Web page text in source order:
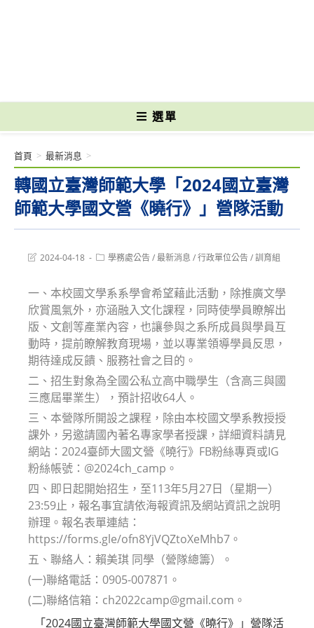
選單
轉國立臺灣師範大學「2024國立臺灣
師範大學國文營《曉行》」營隊活動
首頁 > 最新消息 >
Post2024-04-18
Post學務處公告/最新消息 /行政單位公告/訓育組
一、本校國文學系系學會希望藉此活動，除推廣文學
欣賞風氣外，亦涵融入文化課程，同時使學員瞭解出
版、文創等產業內容，也讓參與之系所成員與學員互
動時，提前瞭解教育現場，並以專業領導學員反思，
期待達成反饋、服務社會之目的。
二、招生對象為全國公私立高中職學生（含高三與國
三應屆畢業生），預計招收64人。
三、本營隊所開設之課程，除由本校國文學系教授授
課外，另邀請國內著名專家學者授課，詳細資料請見
網站：2024臺師大國文營《曉行》FB粉絲專頁或IG
粉絲帳號：@2024ch_camp。
四、即日起開始招生，至113年5月27日（星期一）
23:59止，報名事宜請依海報資訊及網站資訊之說明
辦理。報名表單連結：
https://forms.gle/ofn8YjVQZtoXeMhb7。
五、聯絡人：賴美琪 同學（營隊總籌）。
(一)聯絡電話：0905-007871。
(二)聯絡信箱：ch2022camp@gmail.com。
「2024國立臺灣師範大學國文營《曉行》」營隊活